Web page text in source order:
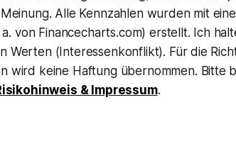
Alle Kennzahlen wurden mit
von Financecharts.com) erstellt. Ich
Werten (Interessenkonflikt). Für die
wird keine Haftung übernommen. Bitte
& Impressum.